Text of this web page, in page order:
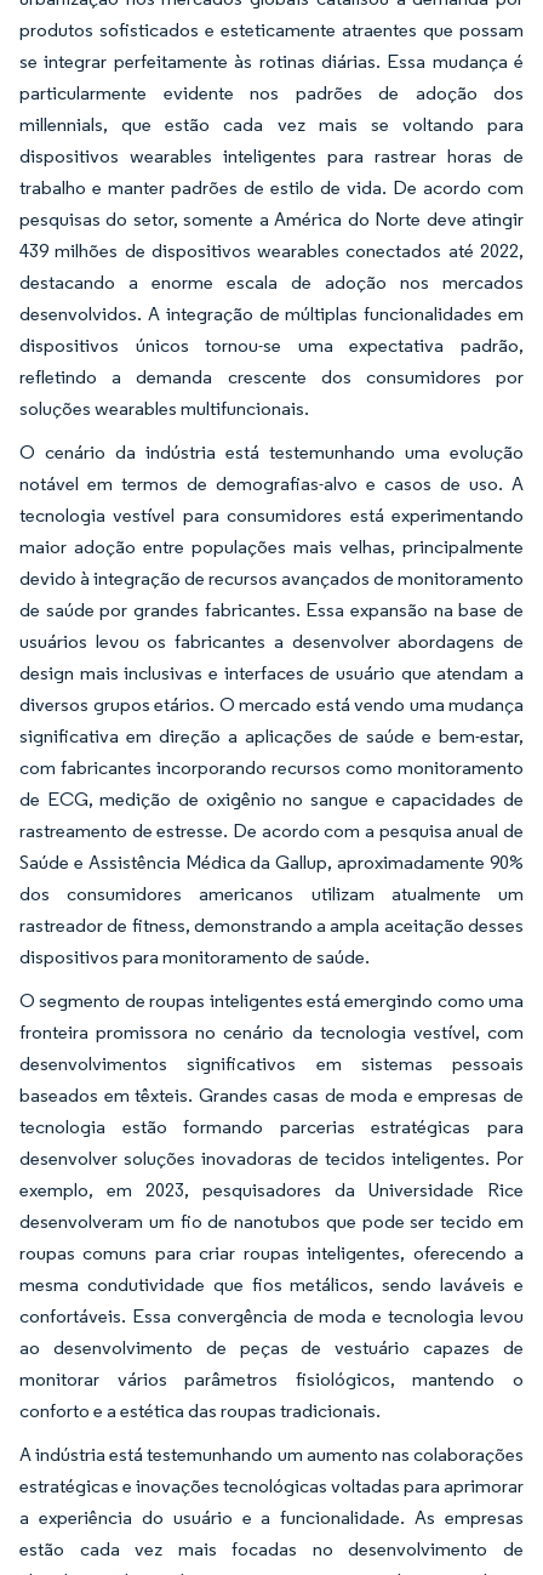
produtos sofisticados e esteticamente atraentes que possam
se integrar perfeitamente às rotinas diárias. Essa mudança é
particularmente evidente nos padrões de adoção dos
millennials, que estão cada vez mais se voltando para
dispositivos wearables inteligentes para rastrear horas de
trabalho e manter padrões de estilo de vida. De acordo com
pesquisas do setor, somente a América do Norte deve atingir
439 milhões de dispositivos wearables conectados até 2022,
destacando a enorme escala de adoção nos mercados
desenvolvidos. A integração de múltiplas funcionalidades em
dispositivos únicos tornou-se uma expectativa padrão,
refletindo a demanda crescente dos consumidores por
soluções wearables multifuncionais.
O cenário da indústria está testemunhando uma evolução
notável em termos de demografias-alvo e casos de uso. A
tecnologia vestível para consumidores está experimentando
maior adoção entre populações mais velhas, principalmente
devido à integração de recursos avançados de monitoramento
de saúde por grandes fabricantes. Essa expansão na base de
usuários levou os fabricantes a desenvolver abordagens de
design mais inclusivas e interfaces de usuário que atendam a
diversos grupos etários. O mercado está vendo uma mudança
significativa em direção a aplicações de saúde e bem-estar,
com fabricantes incorporando recursos como monitoramento
de ECG, medição de oxigênio no sangue e capacidades de
rastreamento de estresse. De acordo com a pesquisa anual de
Saúde e Assistência Médica da Gallup, aproximadamente 90%
dos consumidores americanos utilizam atualmente um
rastreador de fitness, demonstrando a ampla aceitação desses
dispositivos para monitoramento de saúde.
O segmento de roupas inteligentes está emergindo como uma
fronteira promissora no cenário da tecnologia vestível, com
desenvolvimentos significativos em sistemas pessoais
baseados em têxteis. Grandes casas de moda e empresas de
tecnologia estão formando parcerias estratégicas para
desenvolver soluções inovadoras de tecidos inteligentes. Por
exemplo, em 2023, pesquisadores da Universidade Rice
desenvolveram um fio de nanotubos que pode ser tecido em
roupas comuns para criar roupas inteligentes, oferecendo a
mesma condutividade que fios metálicos, sendo laváveis e
confortáveis. Essa convergência de moda e tecnologia levou
ao desenvolvimento de peças de vestuário capazes de
monitorar vários parâmetros fisiológicos, mantendo o
conforto e a estética das roupas tradicionais.
A indústria está testemunhando um aumento nas colaborações
estratégicas e inovações tecnológicas voltadas para aprimorar
a experiência do usuário e a funcionalidade. As empresas
estão cada vez mais focadas no desenvolvimento de